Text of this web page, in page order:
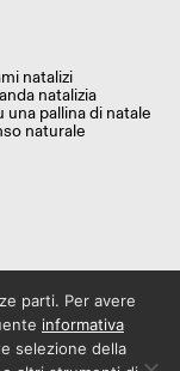
natalizi
natalizia
pallina di natale
naturale
parti. Per avere
informativa
selezione della